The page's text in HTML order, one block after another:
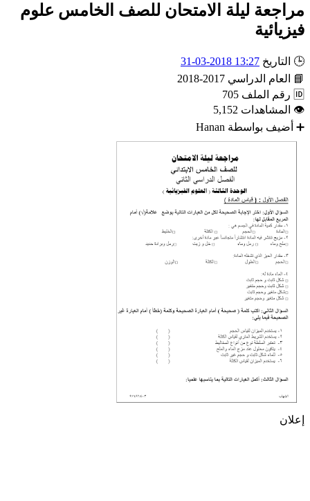
مراجعة ليلة الامتحان للصف الخامس علوم
فيزيائية
🕒 التاريخ 13:27 2018-03-31
📘
العام الدراسي 2017-2018
🆔 رقم الملف 705
👁
المشاهدات 5,152
➕
أضيف بواسطة Hanan
إعلان